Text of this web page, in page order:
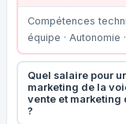
Compétences
équipe · Autonomie
Quel salaire pour
marketing de la
vente et marketing
?